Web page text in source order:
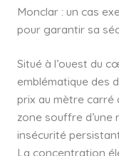
Monclar : un cas
pour garantir sa
Situé à l’ouest du
emblématique des
prix au mètre carré
zone souffre
insécurité
La concentration